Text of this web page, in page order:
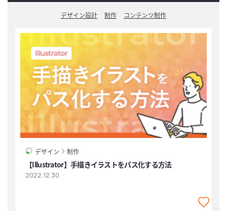
デザイン設計 制作 コンテンツ制作
デザイン 制作
【Illustrator】手描きイラストをパス化する方法
2022.12.30